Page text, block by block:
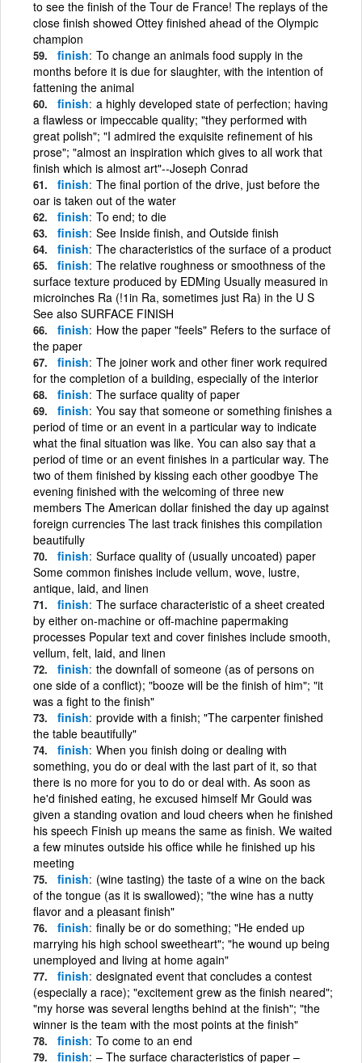
to see the finish of the Tour de France! The replays of the
close finish showed Ottey finished ahead of the Olympic
champion
finish To change an animals food supply in the
months before it is due for slaughter, with the intention of
fattening the animal
finish a highly developed state of perfection; having
a flawless or impeccable quality; "they performed with
great polish"; "I admired the exquisite refinement of his
prose"; "almost an inspiration which gives to all work that
finish which is almost art"--Joseph Conrad
finish The final portion of the drive, just before the
oar is taken out of the water
finish To end; to die
finish See Inside finish, and Outside finish
finish The characteristics of the surface of a product
finish The relative roughness or smoothness of the
surface texture produced by EDMing Usually measured in
microinches Ra (!1in Ra, sometimes just Ra) in the U S
See also SURFACE FINISH
finish How the paper "feels" Refers to the surface of
the paper
finish The joiner work and other finer work required
for the completion of a building, especially of the interior
finish The surface quality of paper
finish You say that someone or something finishes a
period of time or an event in a particular way to indicate
what the final situation was like. You can also say that a
period of time or an event finishes in a particular way. The
two of them finished by kissing each other goodbye The
evening finished with the welcoming of three new
members The American dollar finished the day up against
foreign currencies The last track finishes this compilation
beautifully
finish Surface quality of (usually uncoated) paper
Some common finishes include vellum, wove, lustre,
antique, laid, and linen
finish The surface characteristic of a sheet created
by either on-machine or off-machine papermaking
processes Popular text and cover finishes include smooth,
vellum, felt, laid, and linen
finish the downfall of someone (as of persons on
one side of a conflict); "booze will be the finish of him"; "it
was a fight to the finish"
finish provide with a finish; "The carpenter finished
the table beautifully"
finish When you finish doing or dealing with
something, you do or deal with the last part of it, so that
there is no more for you to do or deal with. As soon as
he'd finished eating, he excused himself Mr Gould was
given a standing ovation and loud cheers when he finished
his speech Finish up means the same as finish. We waited
a few minutes outside his office while he finished up his
meeting
finish (wine tasting) the taste of a wine on the back
of the tongue (as it is swallowed); "the wine has a nutty
flavor and a pleasant finish"
finish finally be or do something; "He ended up
marrying his high school sweetheart"; "he wound up being
unemployed and living at home again"
finish designated event that concludes a contest
(especially a race); "excitement grew as the finish neared";
"my horse was several lengths behind at the finish"; "the
winner is the team with the most points at the finish"
finish To come to an end
finish – The surface characteristics of paper –